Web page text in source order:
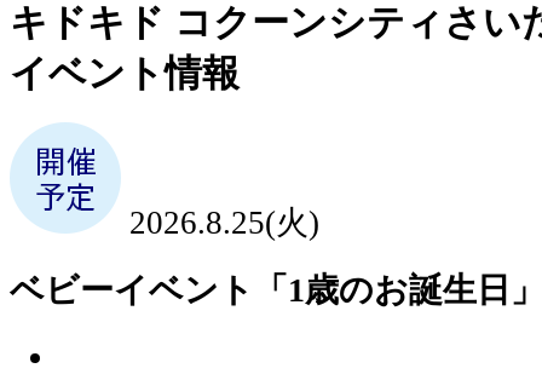
キドキド コクーンシティさい
イベント情報
2026.8.25(火)
ベビーイベント「1歳のお誕生日